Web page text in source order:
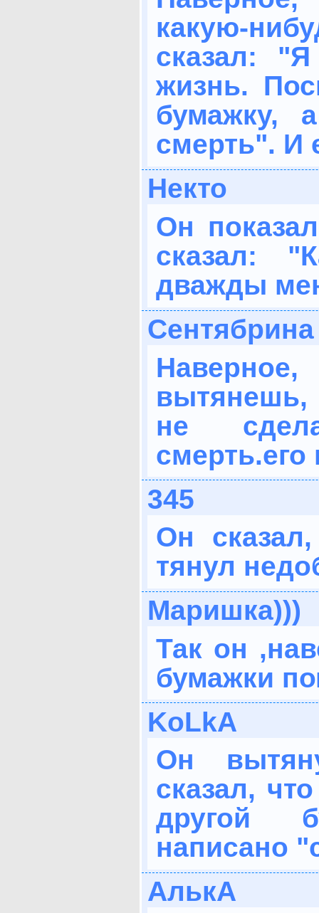
какую-
сказал:
жизнь.
бумажку,
смерть". И
Некто
Он
сказал:
дважды
Сентябрина
не
смерть.его
345
Он
тянул
Маришка)))
Так он
бумажки
KoLkA
Он
сказал,
другой
написано
АлькА